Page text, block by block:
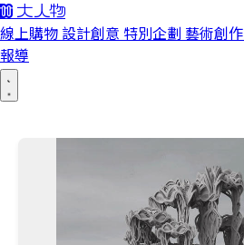
線上購物 設計創意 特別企劃 藝術創作
報導